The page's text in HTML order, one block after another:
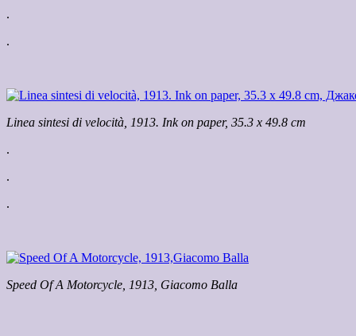
.
.
Linea sintesi di velocità, 1913. Ink on paper, 35.3 x 49.8 cm
.
.
.
Speed Of A Motorcycle, 1913, Giacomo Balla